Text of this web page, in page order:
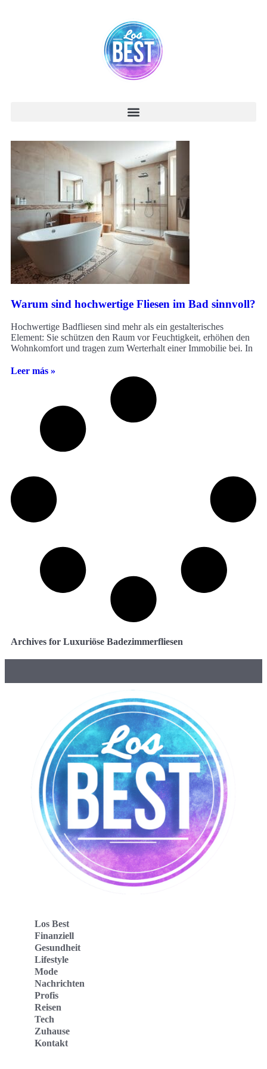
Warum sind hochwertige Fliesen im Bad sinnvoll?
Hochwertige Badfliesen sind mehr als ein gestalterisches
Element: Sie schützen den Raum vor Feuchtigkeit, erhöhen den
Wohnkomfort und tragen zum Werterhalt einer Immobilie bei. In
Leer más »
Archives for Luxuriöse Badezimmerfliesen
Los Best
Finanziell
Gesundheit
Lifestyle
Mode
Nachrichten
Profis
Reisen
Tech
Zuhause
Kontakt